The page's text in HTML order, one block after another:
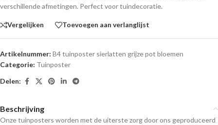
verschillende afmetingen. Perfect voor tuindecoratie.
Vergelijken Toevoegen aan verlanglijst
Artikelnummer: B4 tuinposter sierlatten grijze pot bloemen
Categorie: Tuinposter
Delen:
Beschrijving
Onze tuinposters worden met de uiterste zorg door ons geproduceerd